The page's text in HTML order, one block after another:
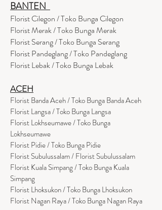
BANTEN
Florist Cilegon / Toko Bunga Cilegon
Florist Merak / Toko Bunga Merak
Florist Serang / Toko Bunga Serang
Florist Pandeglang / Toko Pandeglang
Florist Lebak / Toko Bunga Lebak
ACEH
Florist Banda Aceh / Toko Bunga Banda Aceh
Florist Langsa / Toko Bunga Langsa
Florist Lokhseumawe / Toko Bunga
Lokhseumawe
Florist Pidie / Toko Bunga Pidie
Florist Subulussalam / Florist Subulussalam
Florist Kuala Simpang / Toko Bunga Kuala
Simpang
Florist Lhoksukon / Toko Bunga Lhoksukon
Florist Nagan Raya / Toko Bunga Nagan Raya